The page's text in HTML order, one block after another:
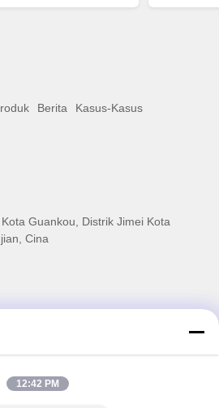
Berita
Kasus-Kasus
Guankou, Distrik Jimei Kota
Cina
12:42 PM